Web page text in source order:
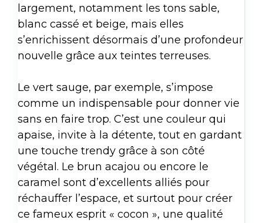
largement, notamment les tons sable,
blanc cassé et beige, mais elles
s’enrichissent désormais d’une profondeur
nouvelle grâce aux teintes terreuses.
Le vert sauge, par exemple, s’impose
comme un indispensable pour donner vie
sans en faire trop. C’est une couleur qui
apaise, invite à la détente, tout en gardant
une touche trendy grâce à son côté
végétal. Le brun acajou ou encore le
caramel sont d’excellents alliés pour
réchauffer l’espace, et surtout pour créer
ce fameux esprit « cocon », une qualité